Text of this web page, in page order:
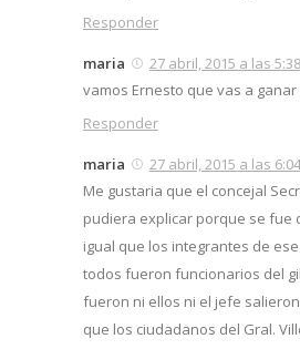
Responder
maria
27 abril, 2015 a las
vamos Ernesto que vas a
Responder
maria
27 abril, 2015 a las
Me gustaria que el concejal
pudiera explicar porque se fue
igual que los integrantes de
todos fueron funcionarios del
fueron ni ellos ni el jefe
que los ciudadanos del Gral.